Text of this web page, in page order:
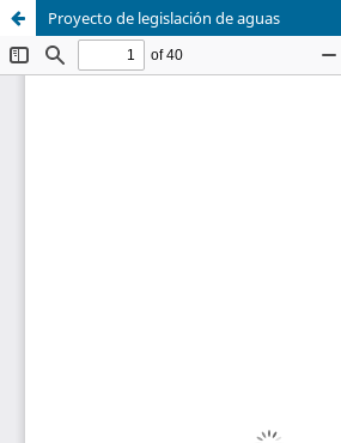
Proyecto de legislación de aguas